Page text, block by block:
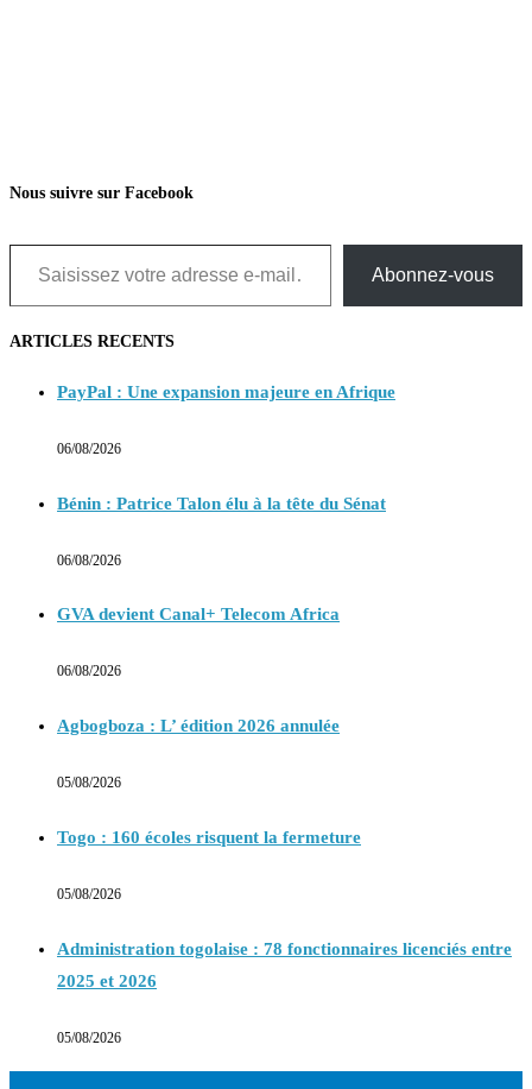
Nous suivre sur Facebook
Saisissez votre adresse e-mail…
Abonnez-vous
ARTICLES RECENTS
PayPal : Une expansion majeure en Afrique
06/08/2026
Bénin : Patrice Talon élu à la tête du Sénat
06/08/2026
GVA devient Canal+ Telecom Africa
06/08/2026
Agbogboza : L’ édition 2026 annulée
05/08/2026
Togo : 160 écoles risquent la fermeture
05/08/2026
Administration togolaise : 78 fonctionnaires licenciés entre
2025 et 2026
05/08/2026